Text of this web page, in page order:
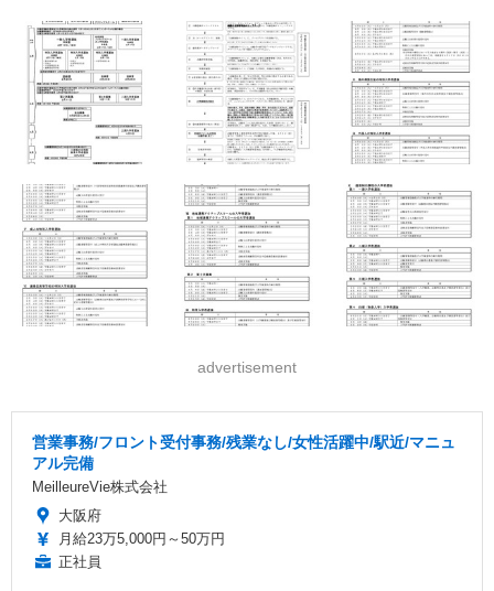
advertisement
営業事務/フロント受付事務/残業なし/女性活躍中/駅近/マニュ
アル完備
MeilleureVie株式会社
大阪府
月給23万5,000円～50万円
正社員